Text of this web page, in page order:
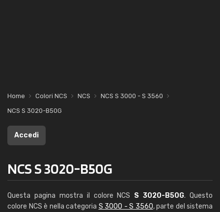
Home Colori NCS NCS
NCS S 3000 - S 3560
NCS S 3020-B50G
Accedi
NCS S 3020-B50G
Questa pagina mostra il colore NCS S 3020-B50G. Questo
colore NCS è nella categoria S 3000 - S 3560, parte del sistema